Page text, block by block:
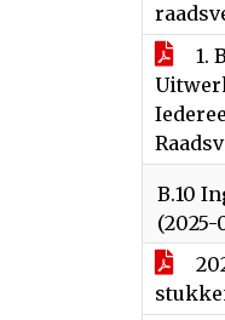
1.
B.10
(2025-